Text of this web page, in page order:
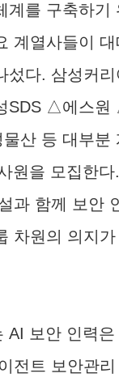
계를 구축하기
계열사들이
섰다. 삼성커
SDS △에스
산 등 대부분
원을 모집한다
과 함께 보안
차원의 의지
AI 보안 인력
전트 보안관